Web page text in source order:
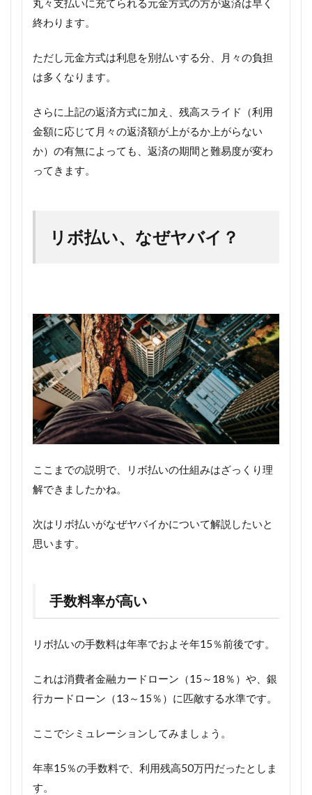
丸々支払いに充てられる元金方式の方が返済は早く
終わります。
ただし元金方式は利息を別払いする分、月々の負担
は多くなります。
さらに上記の返済方式に加え、残高スライド（利用
金額に応じて月々の返済額が上がるか上がらない
か）の有無によっても、返済の期間と難易度が変わ
ってきます。
リボ払い、なぜヤバイ？
ここまでの説明で、リボ払いの仕組みはざっくり理
解できましたかね。
次は リボ払いがなぜヤバイかについて解説したいと
思います。
手数料率が高い
リボ払いの手数料は年率でおよそ年15％前後です。
これは消費者金融カードローン（15～18％）や、銀
行カードローン（13～15％）に匹敵する水準です。
ここでシミュレーションしてみましょう。
年率15％の手数料で、利用残高50万円だったとしま
す。